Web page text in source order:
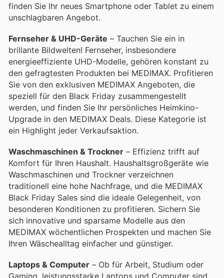
finden Sie Ihr neues Smartphone oder Tablet zu einem
unschlagbaren Angebot.
Fernseher & UHD-Geräte – Tauchen Sie ein in
brillante Bildwelten! Fernseher, insbesondere
energieeffiziente UHD-Modelle, gehören konstant zu
den gefragtesten Produkten bei MEDIMAX. Profitieren
Sie von den exklusiven MEDIMAX Angeboten, die
speziell für den Black Friday zusammengestellt
werden, und finden Sie Ihr persönliches Heimkino-
Upgrade in den MEDIMAX Deals. Diese Kategorie ist
ein Highlight jeder Verkaufsaktion.
Waschmaschinen & Trockner – Effizienz trifft auf
Komfort für Ihren Haushalt. Haushaltsgroßgeräte wie
Waschmaschinen und Trockner verzeichnen
traditionell eine hohe Nachfrage, und die MEDIMAX
Black Friday Sales sind die ideale Gelegenheit, von
besonderen Konditionen zu profitieren. Sichern Sie
sich innovative und sparsame Modelle aus den
MEDIMAX wöchentlichen Prospekten und machen Sie
Ihren Wäschealltag einfacher und günstiger.
Laptops & Computer – Ob für Arbeit, Studium oder